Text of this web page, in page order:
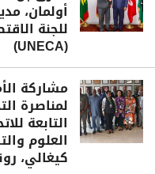
أولمان،
للجنة
(UNECA)
مشاركة
لمناصرة
التابعة
كيغالي، روندا، 16-17